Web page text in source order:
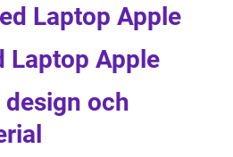
Laptop Apple
Laptop Apple
design och